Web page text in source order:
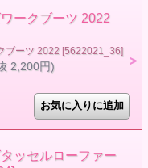
ークブーツ 2022
ブーツ 2022 [5622021_36]
2,200円)
ッセルローファー